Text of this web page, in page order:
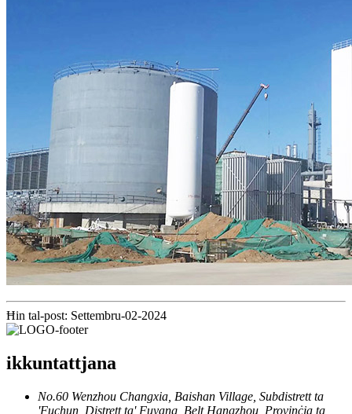
Ħin tal-post: Settembru-02-2024
ikkuntattjana
No.60 Wenzhou Changxia, Baishan Village, Subdistrett ta
'Fuchun, Distrett ta' Fuyang, Belt Hangzhou, Provinċja ta